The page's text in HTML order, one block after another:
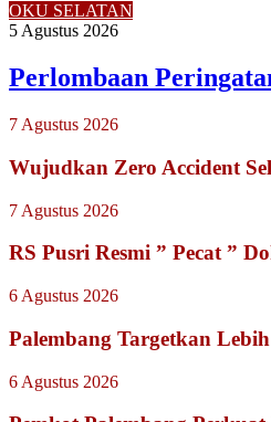
OKU SELATAN
5 Agustus 2026
Perlombaan
7 Agustus 2026
Wujudkan Zero Accident
7 Agustus 2026
RS Pusri Resmi ” Pecat ”
6 Agustus 2026
Palembang Targetkan
6 Agustus 2026